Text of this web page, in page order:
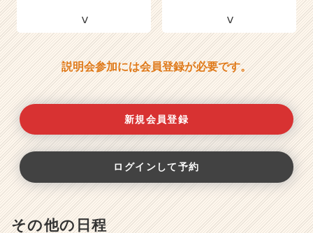
説明会参加には会員登録が必要です。
新規会員登録
ログインして予約
その他の日程